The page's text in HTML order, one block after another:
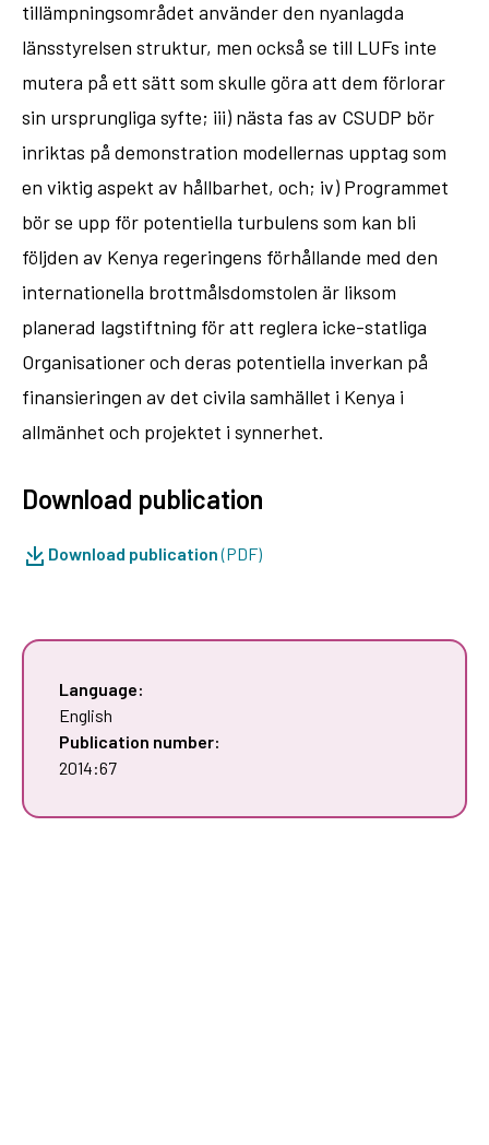
tillämpningsområdet använder den nyanlagda
länsstyrelsen struktur, men också se till LUFs inte
mutera på ett sätt som skulle göra att dem förlorar
sin ursprungliga syfte; iii) nästa fas av CSUDP bör
inriktas på demonstration modellernas upptag som
en viktig aspekt av hållbarhet, och; iv) Programmet
bör se upp för potentiella turbulens som kan bli
följden av Kenya regeringens förhållande med den
internationella brottmålsdomstolen är liksom
planerad lagstiftning för att reglera icke-statliga
Organisationer och deras potentiella inverkan på
finansieringen av det civila samhället i Kenya i
allmänhet och projektet i synnerhet.
Download publication
Download publication(PDF)
Language:
English
Publication number:
2014:67